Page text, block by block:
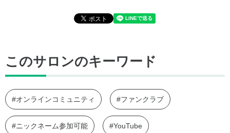
このサロンのキーワード
#オンラインコミュニティ #ファンクラブ
#ニックネーム参加可能 #YouTube